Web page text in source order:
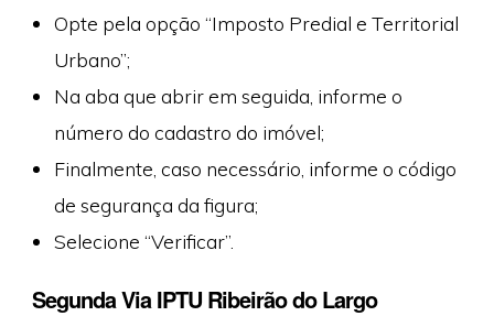
Opte pela opção “Imposto Predial e Territorial
Urbano”;
Na aba que abrir em seguida, informe o
número do cadastro do imóvel;
Finalmente, caso necessário, informe o código
de segurança da figura;
Selecione “Verificar”.
Segunda Via IPTU Ribeirão do Largo